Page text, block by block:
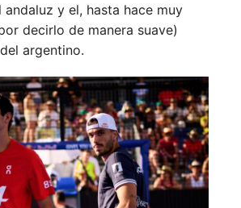
andaluz y el, hasta hace muy
decirlo de manera suave)
argentino.